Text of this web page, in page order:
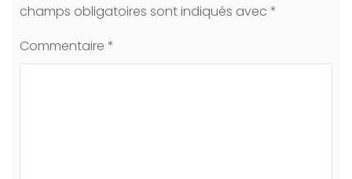
champs obligatoires sont indiqués avec *
Commentaire *